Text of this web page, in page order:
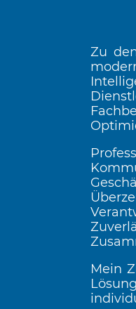
Zu
Mein